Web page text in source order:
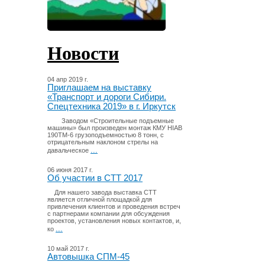
Новости
04 апр 2019 г.
Приглашаем на выставку
«Транспорт и дороги Сибири.
Спецтехника 2019» в г. Иркутск
Заводом «Строительные подъемные
машины» был произведен монтаж КМУ HIAB
190TM-6 грузоподъемностью 8 тонн, с
отрицательным наклоном стрелы на
давальческое ...
06 июня 2017 г.
Об участии в СТТ 2017
Для нашего завода выставка СТТ
является отличной площадкой для
привлечения клиентов и проведения встреч
с партнерами компании для обсуждения
проектов, установления новых контактов, и,
ко ...
10 май 2017 г.
Автовышка СПМ-45